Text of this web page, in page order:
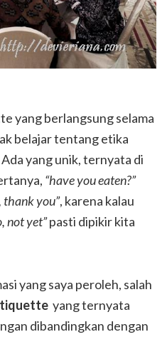
yang berlangsung selama
belajar tentang etika
yang unik, ternyata di
“have you eaten?”
thank you”, karena kalau
not yet”pasti dipikir kita
yang saya peroleh, salah
yang ternyata
dibandingkan dengan